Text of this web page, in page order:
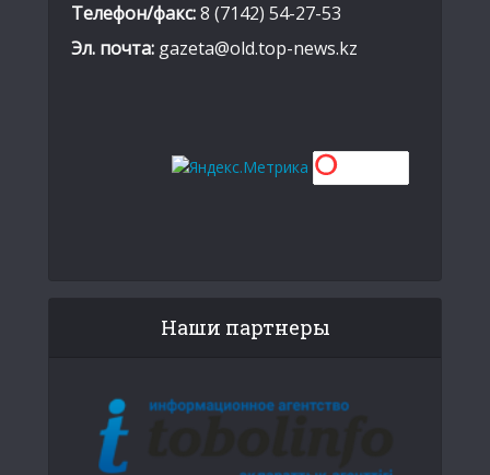
Телефон/факс:8 (7142) 54-27-53
Эл. почта: gazeta@old.top-news.kz
Наши партнеры